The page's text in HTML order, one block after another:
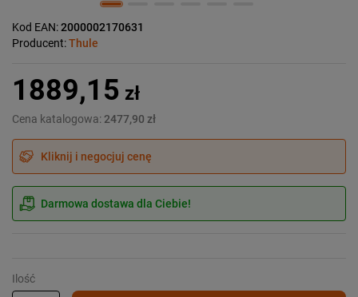
Kod EAN:2000002170631
Producent:Thule
1889,15 zł
Cena katalogowa: 2477,90 zł
Kliknij i negocjuj cenę
Darmowa dostawa dla Ciebie!
Ilość